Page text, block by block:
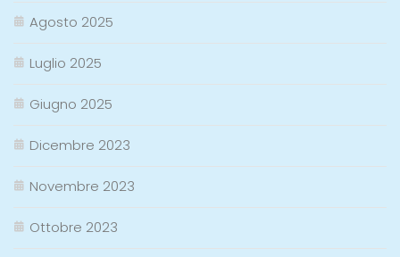
Agosto 2025
Luglio 2025
Giugno 2025
Dicembre 2023
Novembre 2023
Ottobre 2023